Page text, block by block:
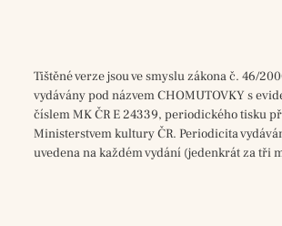
Tištěné verze jsou ve smyslu zákona č. 46/
vydávány pod názvem CHOMUTOVKY s
číslem MK ČR E 24339, periodického tisku
Ministerstvem kultury ČR. Periodicita
uvedena na každém vydání (jedenkrát za tři